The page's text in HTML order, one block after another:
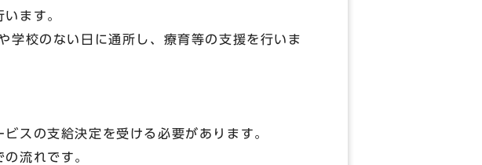
ます。
校のない日に通所し、療育等の支援を行いま
スの支給決定を受ける必要があります。
流れです。